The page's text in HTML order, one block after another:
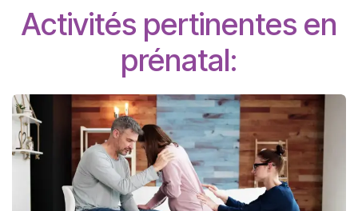
Activités pertinentes en
prénatal: